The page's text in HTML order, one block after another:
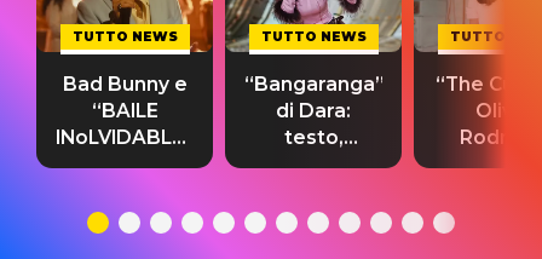
TUTTO NEWS
Bad Bunny e
“BAILE
INoLVIDABLE”:
testo,
significato
TUTTO NEWS
“Bangaranga”
di Dara:
testo,
traduzione e
del singolo
TUTTO
“The
Olivia
testo,